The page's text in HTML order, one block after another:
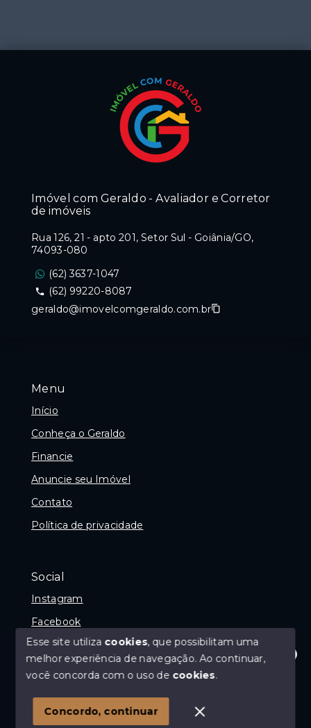
Olá! Estamos disponíveis para te ajudar.
Menu
Início
Conheça o Geraldo
Financie
Anuncie seu Imóvel
Contato
Política de privacidade
Social
Instagram
Facebook
© Copyright 2026 - Imóvel com Geraldo - Avaliador e
SITE PARA IMOBILIARIA
Imóvel com Geraldo - Avaliador e Corretor
de imóveis
Rua 126, 21 - apto 201, Setor Sul - Goiânia/GO,
74093-080
(62) 3637-1047
(62) 99220-8087
geraldo@imovelcomgeraldo.com.br
Esse site utiliza cookies, que possibilitam uma
melhor experiência de navegação.Ao continuar,
você concorda com o uso de cookies.
Concordo, continuar